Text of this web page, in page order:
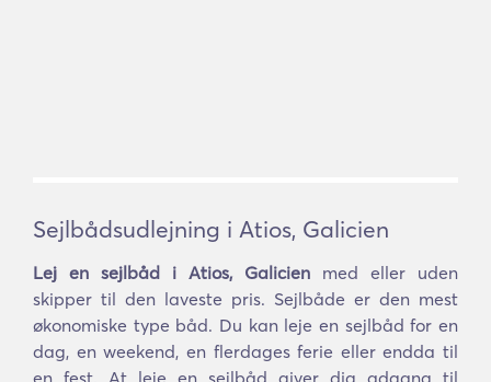
Sejlbådsudlejning i Atios, Galicien
Lej en sejlbåd i Atios, Galicien med eller uden
skipper til den laveste pris. Sejlbåde er den mest
økonomiske type båd. Du kan leje en sejlbåd for en
dag, en weekend, en flerdages ferie eller endda til
en fest. At leje en sejlbåd giver dig adgang til